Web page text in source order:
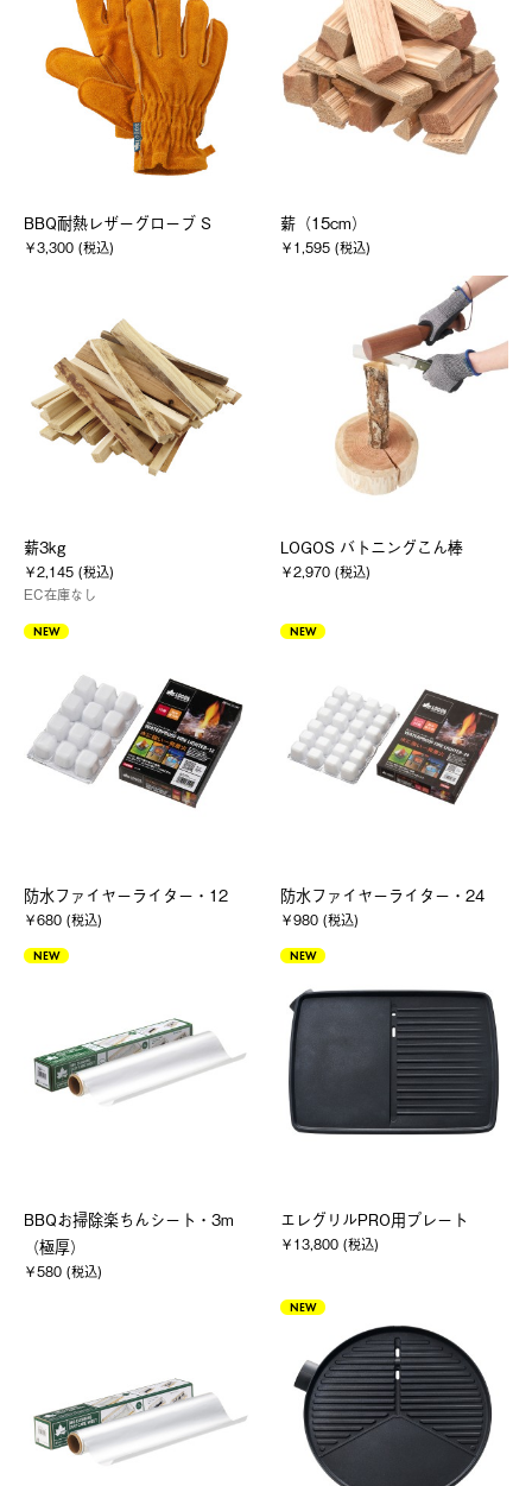
BBQ耐熱レザーグローブ S
￥3,300 (税込)
薪（15cm）
￥1,595 (税込)
薪3kg
￥2,145 (税込)
EC在庫なし
LOGOS バトニングこん棒
￥2,970 (税込)
NEW
防水ファイヤーライター・12
￥680 (税込)
NEW
防水ファイヤーライター・24
￥980 (税込)
NEW
BBQお掃除楽ちんシート・3m
（極厚）
￥580 (税込)
NEW
エレグリルPRO用プレート
￥13,800 (税込)
NEW